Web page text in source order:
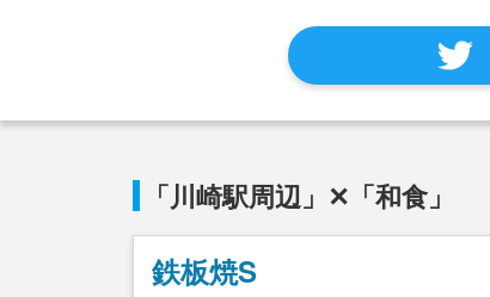
「川崎駅周辺」✕「和食」
鉄板焼S